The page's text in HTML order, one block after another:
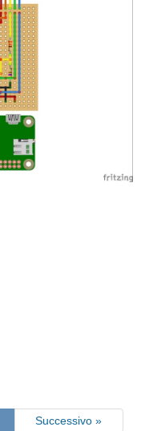
Successivo »